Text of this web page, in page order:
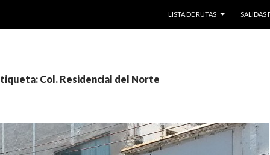
LISTA DE RUTAS
SALIDAS
Col. Residencial del Norte